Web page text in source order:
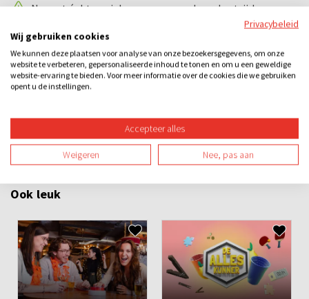
Nu met échte quizknoppen, waardoor de strijd nog
Categorieën
Quizzen Losse activiteiten
Teamuitje Groepsuitje Vrijgezellenuitje Avond Overdag
Spel
Ook leuk
Privacybeleid
Wij gebruiken cookies
We kunnen deze plaatsen voor analyse van onze bezoekersgegevens, om onze
website te verbeteren, gepersonaliseerde inhoud te tonen en om u een geweldige
website-ervaring te bieden. Voor meer informatie over de cookies die we gebruiken
opent u de instellingen.
Accepteer alles
Weigeren Nee, pas aan